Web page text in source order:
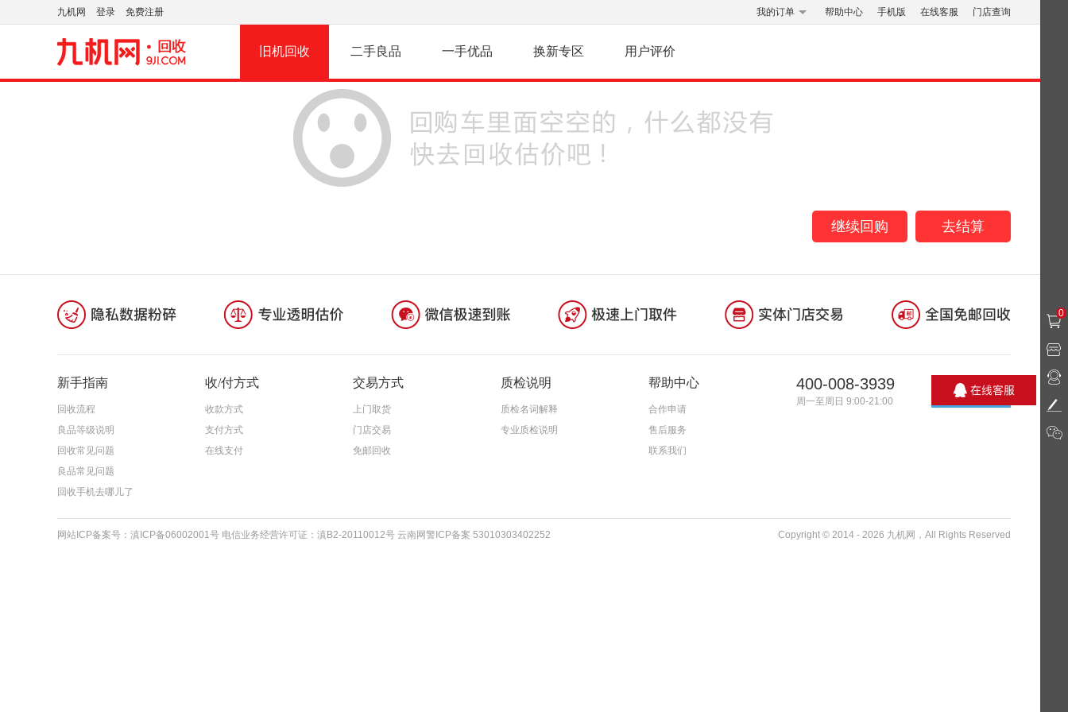
九机网 登录 免费注册 我的订单 帮助中心 手机版 在线客服 门店查询
旧机回收 二手良品 一手优品 换新专区 用户评价
去结算
继续回购
新手指南
回收流程
良品等级说明
回收常见问题
良品常见问题
回收手机去哪儿了
收/付方式
收款方式
支付方式
在线支付
交易方式
上门取货
门店交易
免邮回收
质检说明
质检名词解释
专业质检说明
帮助中心
合作申请
售后服务
联系我们
400-008-3939
周一至周日 9:00-21:00
网站ICP备案号：滇ICP备06002001号 电信业务经营许可证：滇B2-20110012号 云南网警ICP备案 53010303402252 Copyright © 2014 - 2026 九机网，All Rights Reserved
0